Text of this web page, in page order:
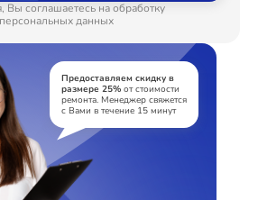
Вы соглашаетесь на обработку
персональных данных
Предоставляем скидку в
размере 25%от стоимости
ремонта. Менеджер свяжется
с Вами в течение 15 минут